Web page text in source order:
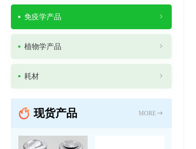
免疫学产品
植物学产品
耗材
现货产品 MORE